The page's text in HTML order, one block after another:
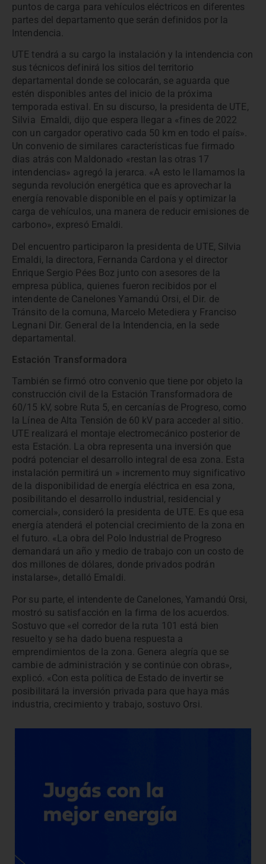
puntos de carga para vehículos eléctricos en diferentes
partes del departamento que serán definidos por la
Intendencia.
UTE tendrá a su cargo la instalación y la intendencia con
sus técnicos definirá los sitios del territorio
departamental donde se colocarán, se aguarda que
estén disponibles antes del inicio de la próxima
temporada estival. En su discurso, la presidenta de UTE,
Silvia Emaldi, dijo que espera llegar a «fines de 2022
con un cargador operativo cada 50 km en todo el país».
Un convenio de similares características fue firmado
dias atrás con Maldonado «restan las otras 17
intendencias» agregó la jerarca. «A esto le llamamos la
segunda revolución energética que es aprovechar la
energía renovable disponible en el país y optimizar la
carga de vehículos, una manera de reducir emisiones de
carbono», expresó Emaldi.
Del encuentro participaron la presidenta de UTE, Silvia
Emaldi, la directora, Fernanda Cardona y el director
Enrique Sergio Pées Boz junto con asesores de la
empresa pública, quienes fueron recibidos por el
intendente de Canelones Yamandú Orsi, el Dir. de
Tránsito de la comuna, Marcelo Metediera y Franciso
Legnani Dir. General de la Intendencia, en la sede
departamental.
Estación Transformadora
También se firmó otro convenio que tiene por objeto la
construcción civil de la Estación Transformadora de
60/15 kV, sobre Ruta 5, en cercanías de Progreso, como
la Línea de Alta Tensión de 60 kV para acceder al sitio.
UTE realizará el montaje electromecánico posterior de
esta Estación. La obra representa una inversión que
podrá potenciar el desarrollo integral de esa zona. Esta
instalación permitirá un » incremento muy significativo
de la disponibilidad de energía eléctrica en esa zona,
posibilitando el desarrollo industrial, residencial y
comercial», consideró la presidenta de UTE. Es que esa
energía atenderá el potencial crecimiento de la zona en
el futuro. «La obra del Polo Industrial de Progreso
demandará un año y medio de trabajo con un costo de
dos millones de dólares, donde privados podrán
instalarse», detalló Emaldi.
Por su parte, el intendente de Canelones, Yamandú Orsi,
mostró su satisfacción en la firma de los acuerdos.
Sostuvo que «el corredor de la ruta 101 está bien
resuelto y se ha dado buena respuesta a
emprendimientos de la zona. Genera alegría que se
cambie de administración y se continúe con obras»,
explicó. «Con esta política de Estado de invertir se
posibilitará la inversión privada para que haya más
industria, crecimiento y trabajo, sostuvo Orsi.